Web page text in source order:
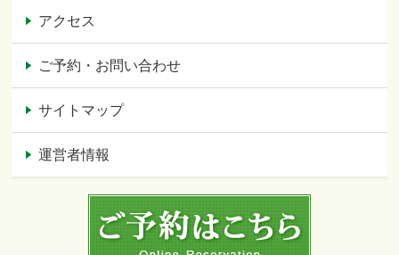
アクセス
ご予約・お問い合わせ
サイトマップ
運営者情報